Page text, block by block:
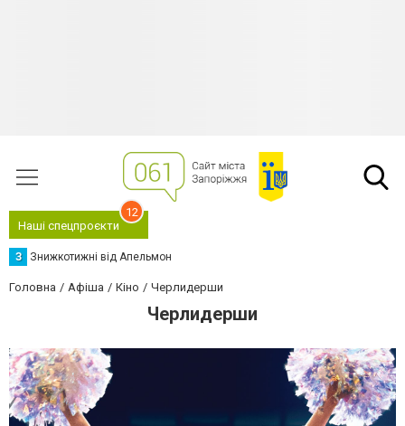
Наші спецпроєкти
12
З Знижкотижні від Апельмон
Головна Афіша Кіно Черлидерши
Черлидерши